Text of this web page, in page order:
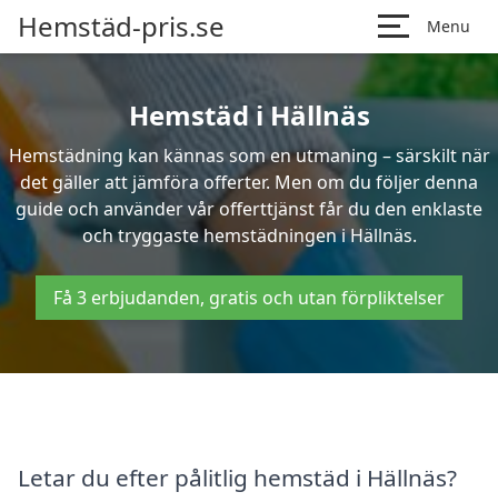
Hemstäd-pris.se Menu
Hemstäd i Hällnäs
Hemstädning kan kännas som en utmaning – särskilt när
det gäller att jämföra offerter. Men om du följer denna
guide och använder vår offerttjänst får du den enklaste
och tryggaste hemstädningen i Hällnäs.
Få 3 erbjudanden, gratis och utan förpliktelser
Letar du efter pålitlig hemstäd i Hällnäs?